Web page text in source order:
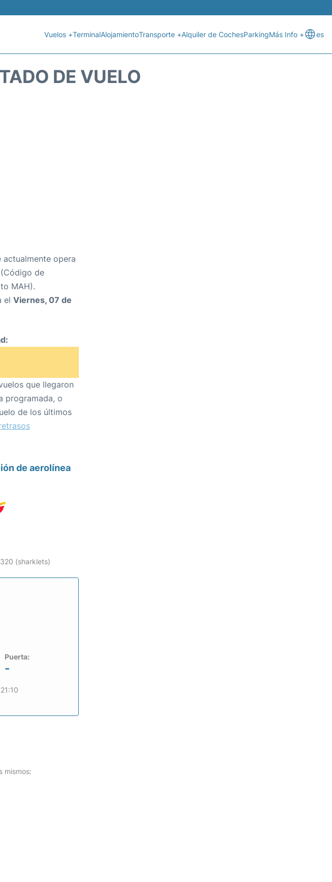
Vuelos +TerminalAlojamientoTransporte +Alquiler de CochesParkingMás Info + es
DE VUELO
actualmente opera
de
MAH).
el Viernes, 07 de
que llegaron
programada, o
de los últimos
de aerolínea
(sharklets)
Puerta:
-
mismos: